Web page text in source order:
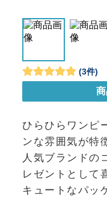
ひらひらワンピ
ンな雰囲気が特
人気ブランドの
レゼントとして
キュートなパッ